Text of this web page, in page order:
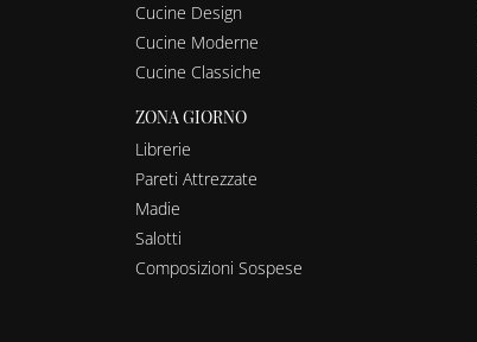
Cucine Design
Cucine Moderne
Cucine Classiche
ZONA GIORNO
Librerie
Pareti Attrezzate
Madie
Salotti
Composizioni Sospese